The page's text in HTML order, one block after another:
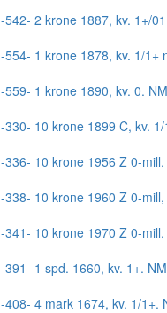
-542- 2 krone 1887, kv. 1+/
-554- 1 krone 1878, kv. 1/1+
-559- 1 krone 1890, kv. 0.
-330- 10 krone 1899 C, kv.
-336- 10 krone 1956 Z 0-mill,
-338- 10 krone 1960 Z 0-mill,
-341- 10 krone 1970 Z 0-mill,
-391- 1 spd. 1660, kv. 1+.
-408- 4 mark 1674, kv. 1/1+.